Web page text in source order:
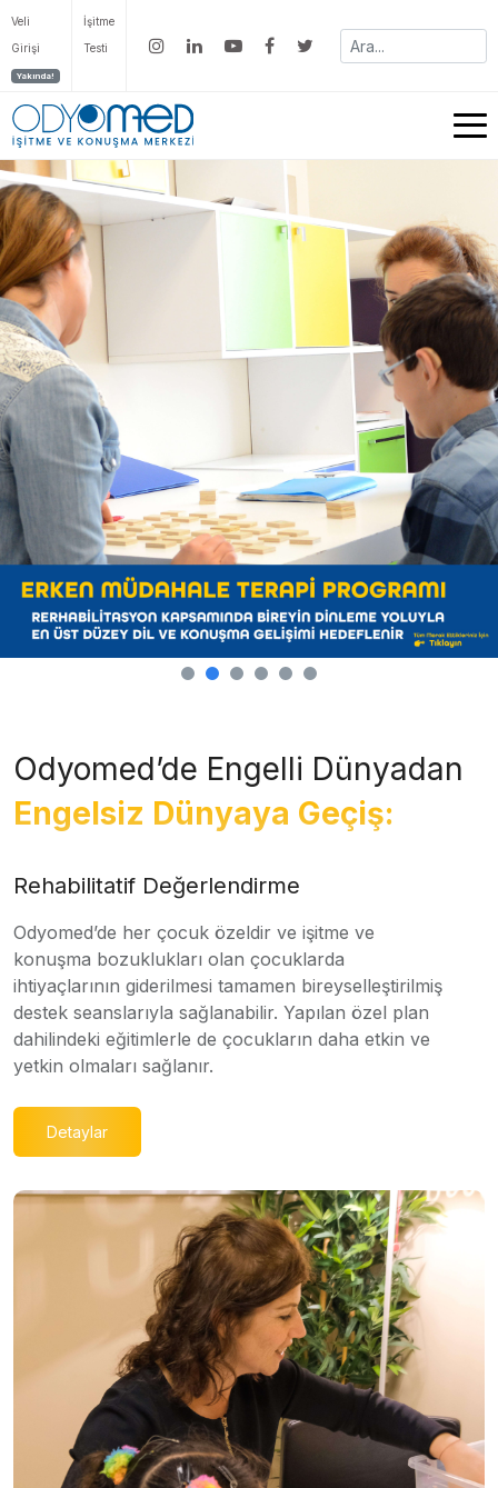
Veli
Girişi
Yakında!
İşitme
Testi
Odyomed’de Engelli Dünyadan
Engelsiz Dünyaya Geçiş:
Rehabilitatif Değerlendirme
Odyomed’de her çocuk özeldir ve işitme ve
konuşma bozuklukları olan çocuklarda
ihtiyaçlarının giderilmesi tamamen bireyselleştirilmiş
destek seanslarıyla sağlanabilir. Yapılan özel plan
dahilindeki eğitimlerle de çocukların daha etkin ve
yetkin olmaları sağlanır.
Detaylar